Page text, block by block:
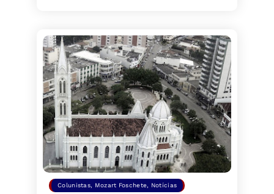
Colunistas, Mozart Foschete, Notícias